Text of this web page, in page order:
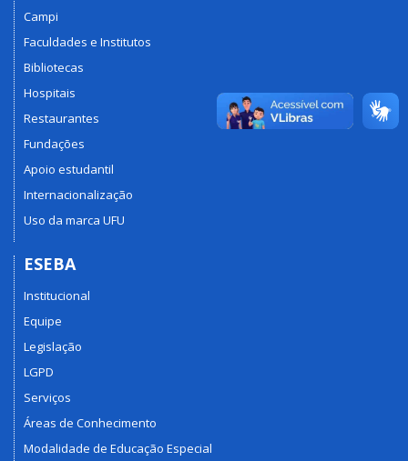
Campi
Faculdades e Institutos
Bibliotecas
Hospitais
Restaurantes
Fundações
Apoio estudantil
Internacionalização
Uso da marca UFU
ESEBA
Institucional
Equipe
Legislação
LGPD
Serviços
Áreas de Conhecimento
Modalidade de Educação Especial